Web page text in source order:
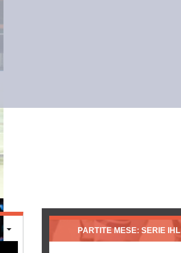
PARTITE MESE: SERIE IHL